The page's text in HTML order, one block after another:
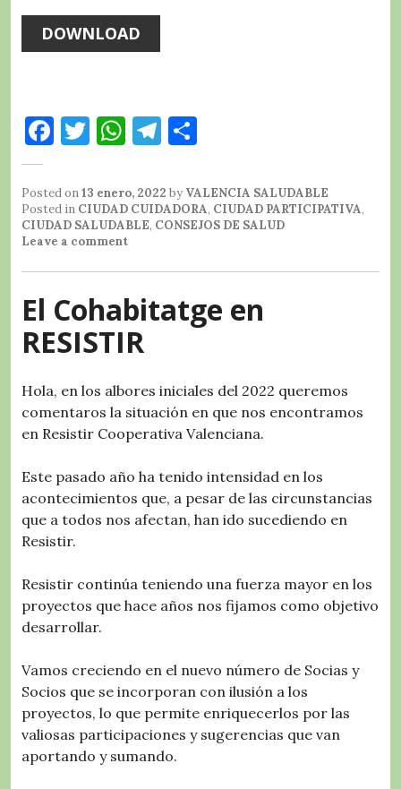
DOWNLOAD
F
c
e
b
o
o
k
T
it
te
r
W
at
s
A
p
p
T
e
g
a
m
m
p
rt
ir
Posted on13 enero, 2022 by VALENCIA SALUDABLE
Posted in CIUDAD CUIDADORA, CIUDAD PARTICIPATIVA,
CIUDAD SALUDABLE, CONSEJOS DE SALUD
Leave a comment
El Cohabitatge en
RESISTIR
Hola, en los albores iniciales del 2022 queremos
comentaros la situación en que nos encontramos
en Resistir Cooperativa Valenciana.
Este pasado año ha tenido intensidad en los
acontecimientos que, a pesar de las circunstancias
que a todos nos afectan, han ido sucediendo en
Resistir.
Resistir continúa teniendo una fuerza mayor en los
proyectos que hace años nos fijamos como objetivo
desarrollar.
Vamos creciendo en el nuevo número de Socias y
Socios que se incorporan con ilusión a los
proyectos, lo que permite enriquecerlos por las
valiosas participaciones y sugerencias que van
aportando y sumando.